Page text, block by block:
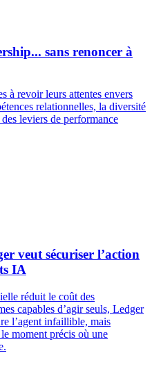
sans renoncer à
à revoir leurs attentes envers
relationnelles, la diversité
leviers de performance
veut sécuriser l’action
IA
réduit le coût des
capables d’agir seuls, Ledger
l’agent infaillible, mais
moment précis où une